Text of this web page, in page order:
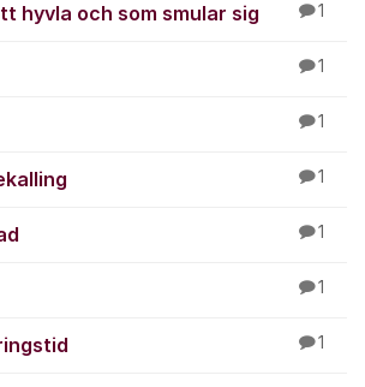
hyvla och som smular sig 1
1
1
1
1
1
1